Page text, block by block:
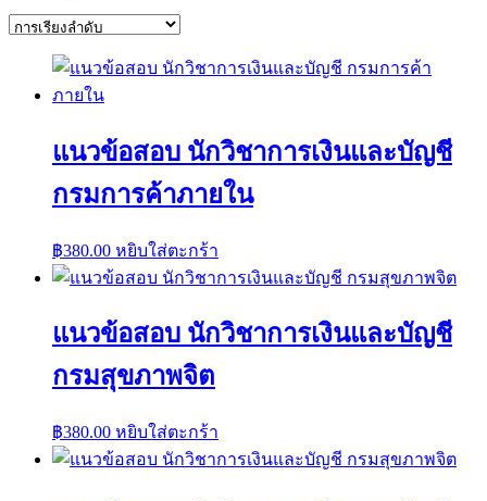
แนวข้อสอบ นักวิชาการเงินและบัญชี
กรมการค้าภายใน
฿380.00 หยิบใส่ตะกร้า
แนวข้อสอบ นักวิชาการเงินและบัญชี
กรมสุขภาพจิต
฿380.00 หยิบใส่ตะกร้า